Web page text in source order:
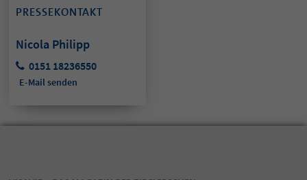
PRESSEKONTAKT
Nicola Philipp
0151 18236550
E-Mail senden